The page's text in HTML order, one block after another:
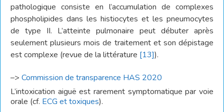
pathologique consiste en l’accumulation de complexes
phospholipides dans les histiocytes et les pneumocytes
de type II. L’atteinte pulmonaire peut débuter après
seulement plusieurs mois de traitement et son dépistage
est complexe (revue de la littérature [13]).
–> Commission de transparence HAS 2020
L’intoxication aiguë est rarement symptomatique par voie
orale (cf. ECG et toxiques).